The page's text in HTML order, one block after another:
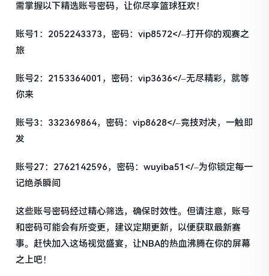
需掌握以下精选账号密码，让你尽享篮球狂欢！
账号1：2052243373，密码：vip8572</–打开你的观赛之
旅
账号2：2153364001，密码：vip3636</–无尽精彩，就等
你来
账号3：332369864，密码：vip8628</–竞技对决，一触即
发
账号27：2762142596，密码：wuyiba51</–为你锁定每一
记绝杀瞬间
这些账号密码经过精心筛选，确保时效性。但请注意，账号
和密码可能会有所变更，建议定期更新，以便获取最新赛
事。赶快加入这场视觉盛宴，让NBA的热血沸腾在你的屏幕
之上吧！